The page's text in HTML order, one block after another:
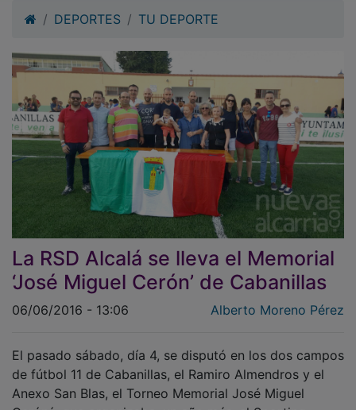
La RSD Alcalá se lleva el Memorial
‘José Miguel Cerón’ de Cabanillas
06/06/2016 - 13:06
de fútbol 11 de Cabanillas, el Ramiro Almendros y el
Anexo San Blas, el Torneo Memorial José Miguel
Cerón´, que organizaba, un año más, el Sporting